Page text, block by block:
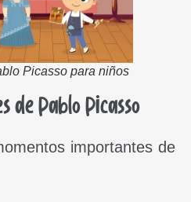
Picasso para niños
de Pablo Picasso
importantes de